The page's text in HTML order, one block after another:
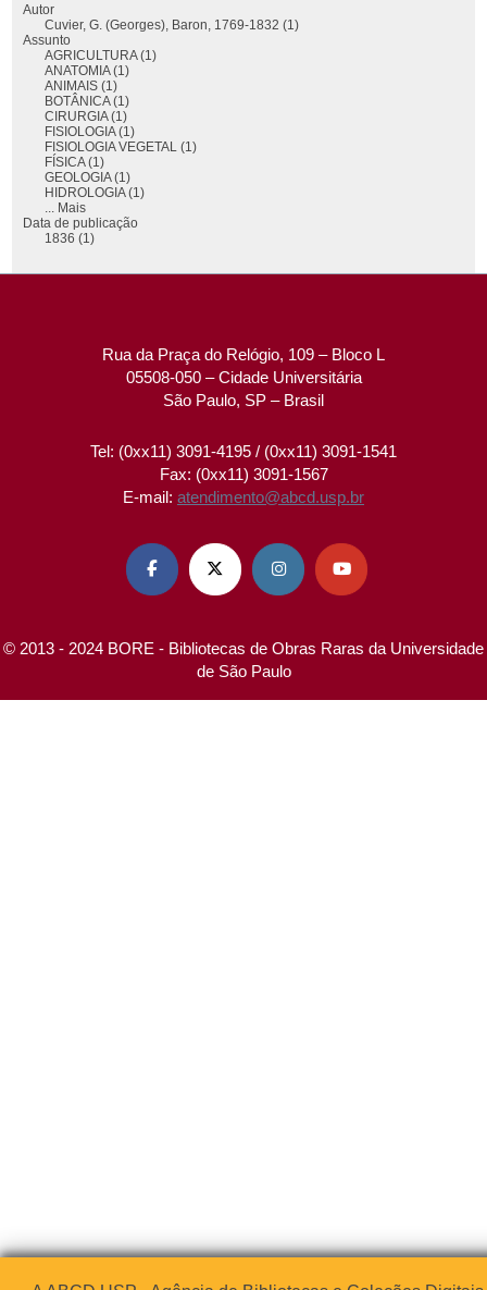
Autor
Cuvier, G. (Georges), Baron, 1769-1832 (1)
Assunto
AGRICULTURA (1)
ANATOMIA (1)
ANIMAIS (1)
BOTÂNICA (1)
CIRURGIA (1)
FISIOLOGIA (1)
FISIOLOGIA VEGETAL (1)
FÍSICA (1)
GEOLOGIA (1)
HIDROLOGIA (1)
... Mais
Data de publicação
1836 (1)
Rua da Praça do Relógio, 109 – Bloco L
05508-050 – Cidade Universitária
São Paulo, SP – Brasil
Tel: (0xx11) 3091-4195 / (0xx11) 3091-1541
Fax: (0xx11) 3091-1567
E-mail: atendimento@abcd.usp.br
   
© 2013 - 2024 BORE - Bibliotecas de Obras Raras da Universidade
de São Paulo